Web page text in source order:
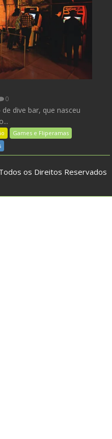
0
dive bar, que nasceu
Games e Fliperamas
os Direitos Reservados